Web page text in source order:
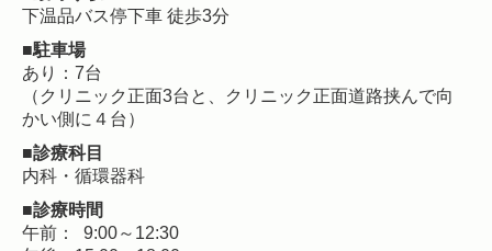
下温品バス停下車 徒歩3分
■駐車場
あり：7台
（クリニック正面3台と、クリニック正面道路挟んで向
かい側に４台）
■診療科目
内科・ 循環器科
■診療時間
午前： 9:00～12:30